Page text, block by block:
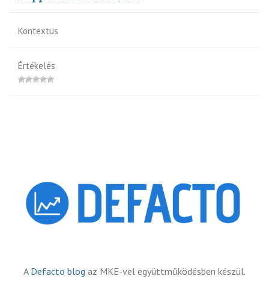
Kontextus
Értékelés
A Defacto blog az MKE-vel együttműködésben készül.